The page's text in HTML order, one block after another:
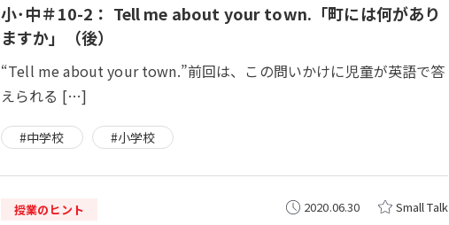
小･中＃10-2： Tell me about your town.「町には何があり
ますか」（後）
“Tell me about your town.”前回は、この問いかけに児童が英語で答
えられる […]
#中学校 #小学校
授業のヒント Small Talk
2020.06.30